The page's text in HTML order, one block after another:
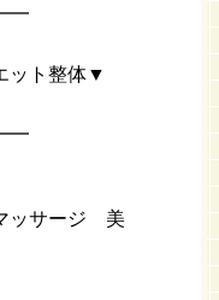
ット整体▼
ッサージ 美